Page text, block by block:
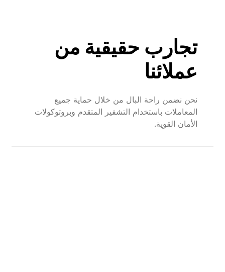
تجارب حقيقية من
عملائنا
نحن نضمن راحة البال من خلال حماية جميع
المعاملات باستخدام التشفير المتقدم وبروتوكولات
الأمان القوية.